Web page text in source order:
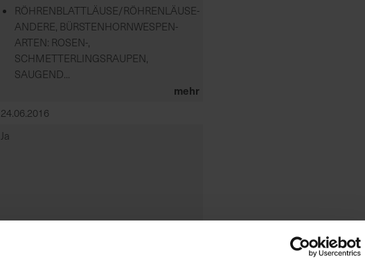
RÖHRENBLATTLÄUSE/RÖHRENLÄUSE-
ANDERE, BÜRSTENHORNWESPEN-
ARTEN: ROSEN-,
SCHMETTERLINGSRAUPEN,
SAUGEND...
mehr
24.06.2016
Ja